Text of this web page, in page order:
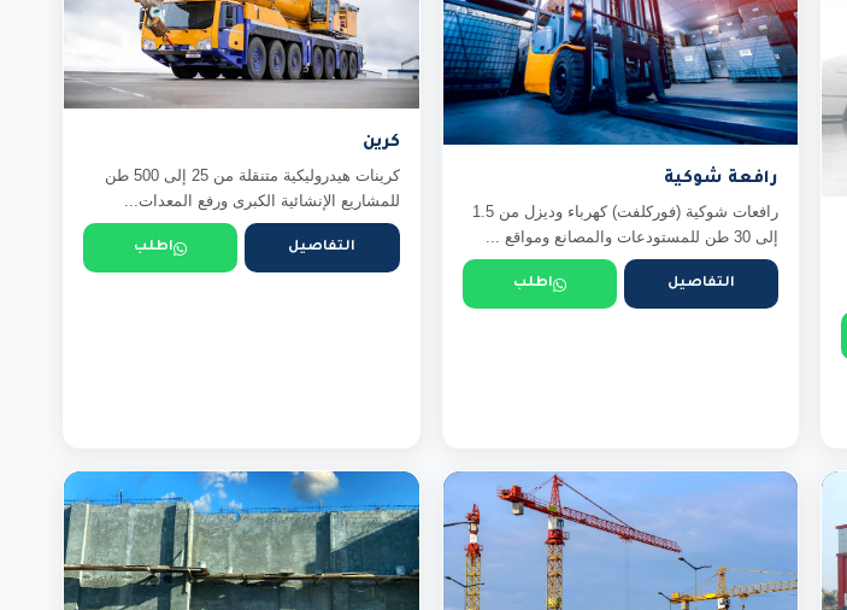
رافعة شوكية
رافعات شوكية (فوركلفت) كهرباء وديزل من 1.5
إلى 30 طن للمستودعات والمصانع ومواقع ...
التفاصيل اطلب
كرين
كرينات هيدروليكية متنقلة من 25 إلى 500 طن
للمشاريع الإنشائية الكبرى ورفع المعدات...
التفاصيل اطلب